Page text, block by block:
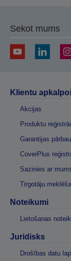
Sekot mums
Klientu
Akcijas
Produktu
Garantijas
CoverPlus
Sazinies ar
Tirgotāju
Noteikumi
Lietošanas
Juridisks
Drošības datu